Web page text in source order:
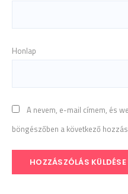
Honlap
A nevem, e-mail címem, és
böngészőben a következő